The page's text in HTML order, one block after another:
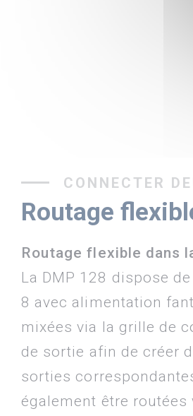
CONNECTER
Routage
Routage flexible dans
La DMP 128 dispose
8 avec alimentation
mixées via la grille de
de sortie afin de créer
sorties
également être